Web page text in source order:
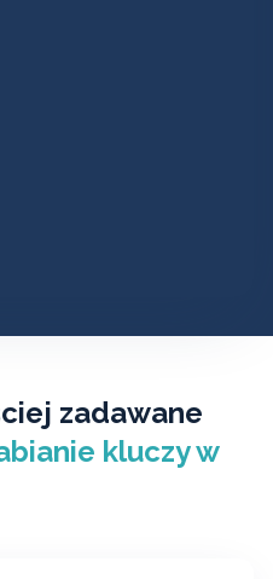
zadawane
kluczy w